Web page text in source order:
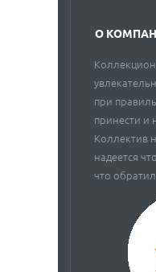
О
при
принести и
Коллектив
надеется
что